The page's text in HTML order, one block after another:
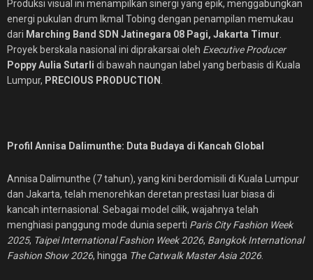
Produksi visual ini menampilkan sinergi yang epik, menggabungkan
energi pukulan drum Ikmal Tobing dengan penampilan memukau
dari Marching Band SDN Jatinegara 08 Pagi, Jakarta Timur
Proyek berskala nasional ini diprakarsai oleh Executive Producer
Poppy Aulia Sutarli di bawah naungan label yang berbasis di Kuala
Lumpur, PRECIOUS PRODUCTION
Profil Annisa Dalimunthe: Duta Budaya di Kancah Global
Annisa Dalimunthe (7 tahun), yang kini berdomisili di Kuala Lumpur
dan Jakarta, telah menorehkan deretan prestasi luar biasa di
kancah internasional. Sebagai model cilik, wajahnya telah
menghiasi panggung mode dunia seperti Paris City Fashion Week
2025, Taipei International Fashion Week 2026, Bangkok International
Fashion Show 2026, hingga The Catwalk Master Asia 2026.